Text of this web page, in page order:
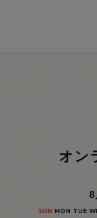
オン
8
SUN MON TUE